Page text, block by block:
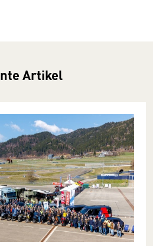
Artikel